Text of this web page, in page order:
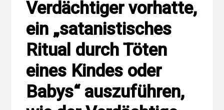
Verdächtiger vorhatte,
ein „satanistisches
Ritual durch Töten
eines Kindes oder
Babys“ auszuführen,